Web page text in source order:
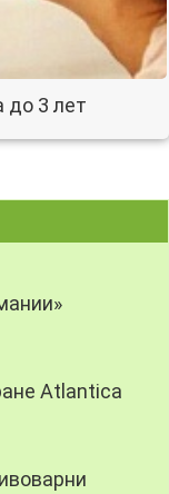
до 3 лет
Atlantica